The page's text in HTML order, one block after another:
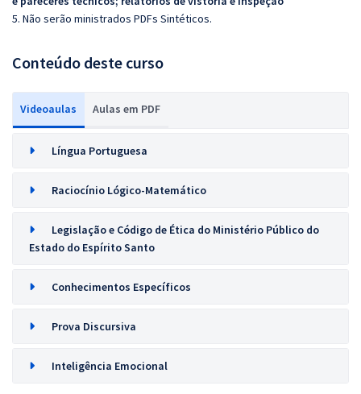
5. Não serão ministrados PDFs Sintéticos.
Conteúdo deste curso
Videoaulas Aulas em PDF
Língua Portuguesa
Raciocínio Lógico-Matemático
Legislação e Código de Ética do Ministério Público do
Estado do Espírito Santo
Conhecimentos Específicos
Prova Discursiva
Inteligência Emocional